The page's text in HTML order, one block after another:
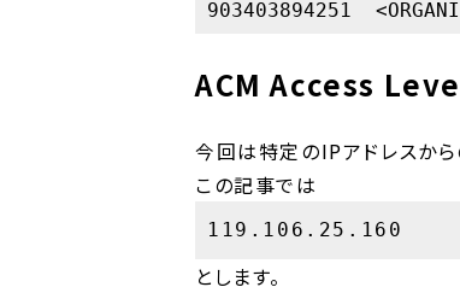
ACM Access
今回は特定のIPアドレスか
この記事では
119.106.25.160
とします。